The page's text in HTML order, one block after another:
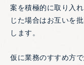
案を積極的に取り入
じた場合はお互いを
します。
仮に業務のすすめ方